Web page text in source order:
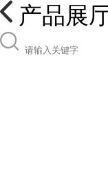
产品展